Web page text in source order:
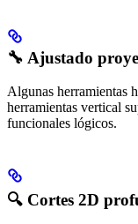
🔧 Ajustado
Algunas herramientas
herramientas vertical
funcionales lógicos.
🔍 Cortes 2D